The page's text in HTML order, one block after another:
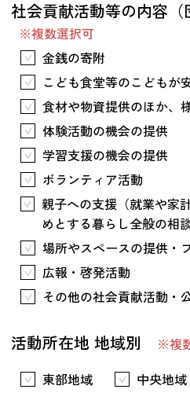
新着情報
会
会員募集
会員紹介
マッチング掲示板
お金を寄付する（埼玉県
立ち上げる・運営す
居場所づくりアドバイザー
資料・動画
助成金情報
社会貢献活動等の内容（
※複数選択可
金銭の寄附
こども食堂等のこどもが
食材や物資提供のほか、
体験活動の機会の提供
学習支援の機会の提供
ボランティア活動
親子への支援（就業や家
めとする暮らし全般の相
場所やスペースの提供・
広報・啓発活動
その他の社会貢献活動・
活動所在地 地域別
※複
東部地域
中央地域